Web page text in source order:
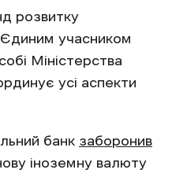
розвитку
учасником
Міністерства
усі аспекти
банк заборонив
іноземну валюту